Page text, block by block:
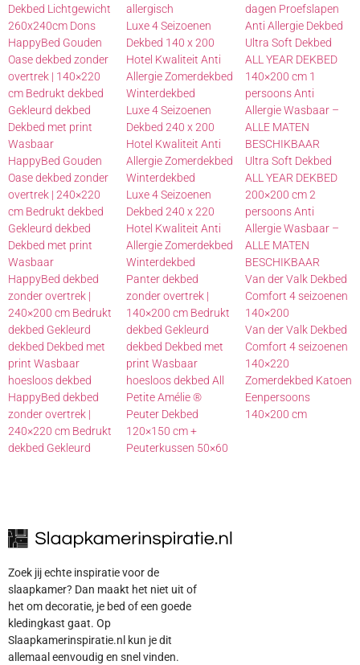
Dekbed Lichtgewicht
260x240cm Dons
HappyBed Gouden
Oase dekbed zonder
overtrek | 140×220
cm Bedrukt dekbed
Gekleurd dekbed
Dekbed met print
Wasbaar
HappyBed Gouden
Oase dekbed zonder
overtrek | 240×220
cm Bedrukt dekbed
Gekleurd dekbed
Dekbed met print
Wasbaar
HappyBed dekbed
zonder overtrek |
240×200 cm Bedrukt
dekbed Gekleurd
dekbed Dekbed met
print Wasbaar
hoesloos dekbed
HappyBed dekbed
zonder overtrek |
240×220 cm Bedrukt
dekbed Gekleurd
allergisch
Luxe 4 Seizoenen
Dekbed 140 x 200
Hotel Kwaliteit Anti
Allergie Zomerdekbed
Winterdekbed
Luxe 4 Seizoenen
Dekbed 240 x 200
Hotel Kwaliteit Anti
Allergie Zomerdekbed
Winterdekbed
Luxe 4 Seizoenen
Dekbed 240 x 220
Hotel Kwaliteit Anti
Allergie Zomerdekbed
Winterdekbed
Panter dekbed
zonder overtrek |
140×200 cm Bedrukt
dekbed Gekleurd
dekbed Dekbed met
print Wasbaar
hoesloos dekbed All
Petite Amélie ®
Peuter Dekbed
120×150 cm +
Peuterkussen 50×60
dagen Proefslapen
Anti Allergie Dekbed
Ultra Soft Dekbed
ALL YEAR DEKBED
140×200 cm 1
persoons Anti
Allergie Wasbaar –
ALLE MATEN
BESCHIKBAAR
Ultra Soft Dekbed
ALL YEAR DEKBED
200×200 cm 2
persoons Anti
Allergie Wasbaar –
ALLE MATEN
BESCHIKBAAR
Van der Valk Dekbed
Comfort 4 seizoenen
140×200
Van der Valk Dekbed
Comfort 4 seizoenen
140×220
Zomerdekbed Katoen
Eenpersoons
140×200 cm
Zoek jij echte inspiratie voor de
slaapkamer? Dan maakt het niet uit of
het om decoratie, je bed of een goede
kledingkast gaat. Op
Slaapkamerinspiratie.nl kun je dit
allemaal eenvoudig en snel vinden.